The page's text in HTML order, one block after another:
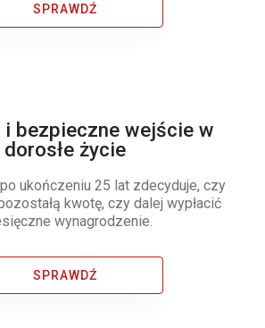
SPRAWDŹ
i bezpieczne wejście w
dorosłe życie
ukończeniu 25 lat zdecyduje, czy
kwotę, czy dalej wypłacić
wynagrodzenie.
SPRAWDŹ